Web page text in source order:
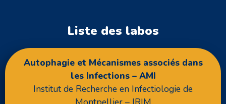
Liste des labos
Autophagie et Mécanismes associés dans
les Infections – AMI
Institut de Recherche en Infectiologie de